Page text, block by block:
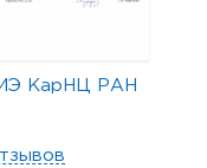
ИЭ КарНЦ РАН